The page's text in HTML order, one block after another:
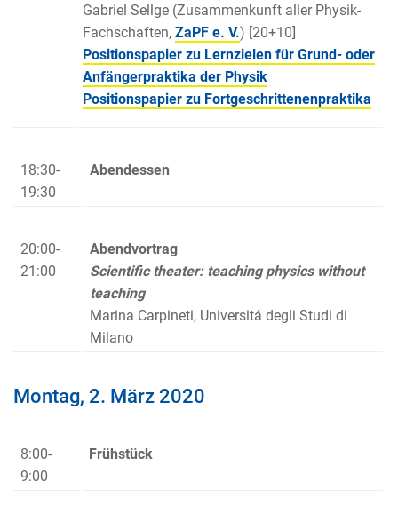
Gabriel Sellge (Zusammenkunft aller Physik-
Fachschaften, ZaPF e. V.) [20+10]
Positionspapier zu Lernzielen für Grund- oder
Anfängerpraktika der Physik
Positionspapier zu Fortgeschrittenenpraktika
18:30-
19:30
Abendessen
20:00-
21:00
Abendvortrag
Scientific theater: teaching physics without
teaching
Marina Carpineti, Universitá degli Studi di
Milano
Montag, 2. März 2020
8:00-
9:00
Frühstück